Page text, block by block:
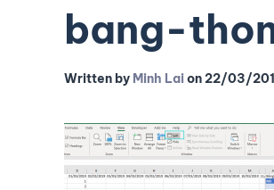
bang-
Written by Minh Laion22/03/